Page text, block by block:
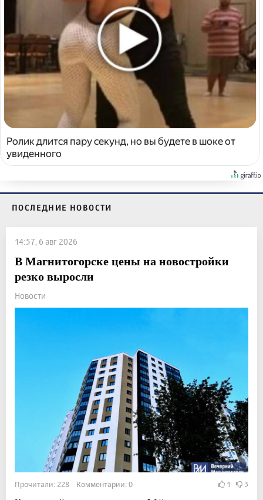
Ролик длится пару секунд, но вы будете в шоке от
увиденного
ПОСЛЕДНИЕ НОВОСТИ
14:57, 6 авг 2026
В Магнитогорске цены на новостройки
резко выросли
Новости
Прочитали: 228 Комментарии: 0 1 3